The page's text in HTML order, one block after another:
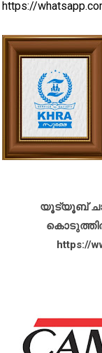
https://
യൂട്യൂബ്
https://